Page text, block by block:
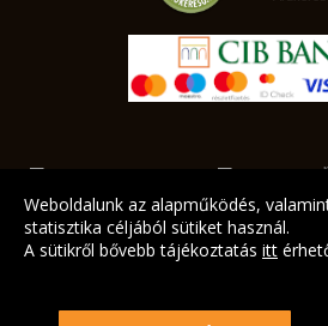
Weboldalunk az alapműködés,
statisztika céljából sütiket használ.
A sütikről bővebb tájékoztatás itt